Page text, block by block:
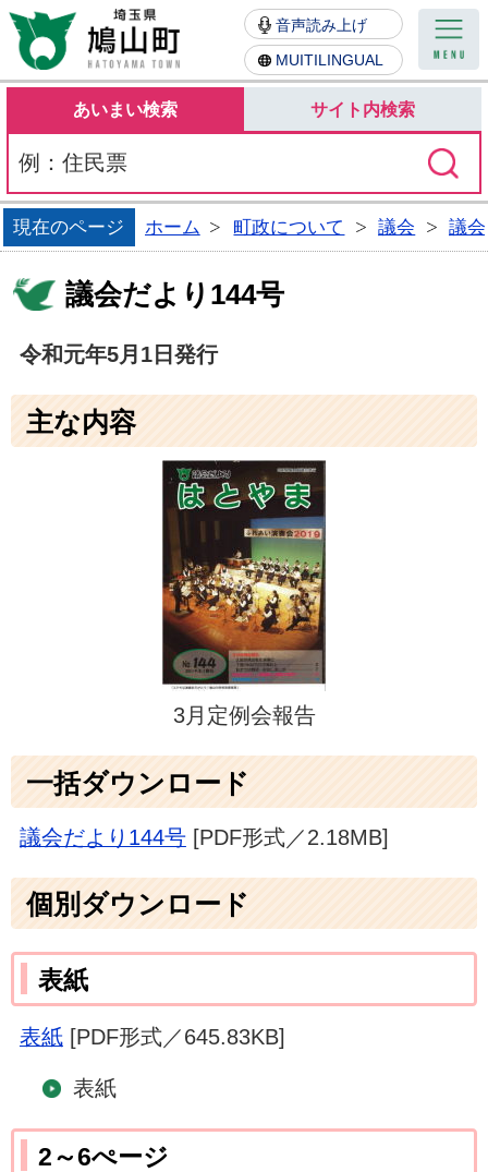
鳩山町
音声読み上げ
MUITILINGUAL
あいまい検索 サイト内検索
現在のページ ホーム 町政について 議会 議
議会だより144号
令和元年5月1日発行
主な内容
3月定例会報告
一括ダウンロード
議会だより144号[PDF形式／2.18MB]
個別ダウンロード
表紙
表紙[PDF形式／645.83KB]
表紙
2～6ぺージ